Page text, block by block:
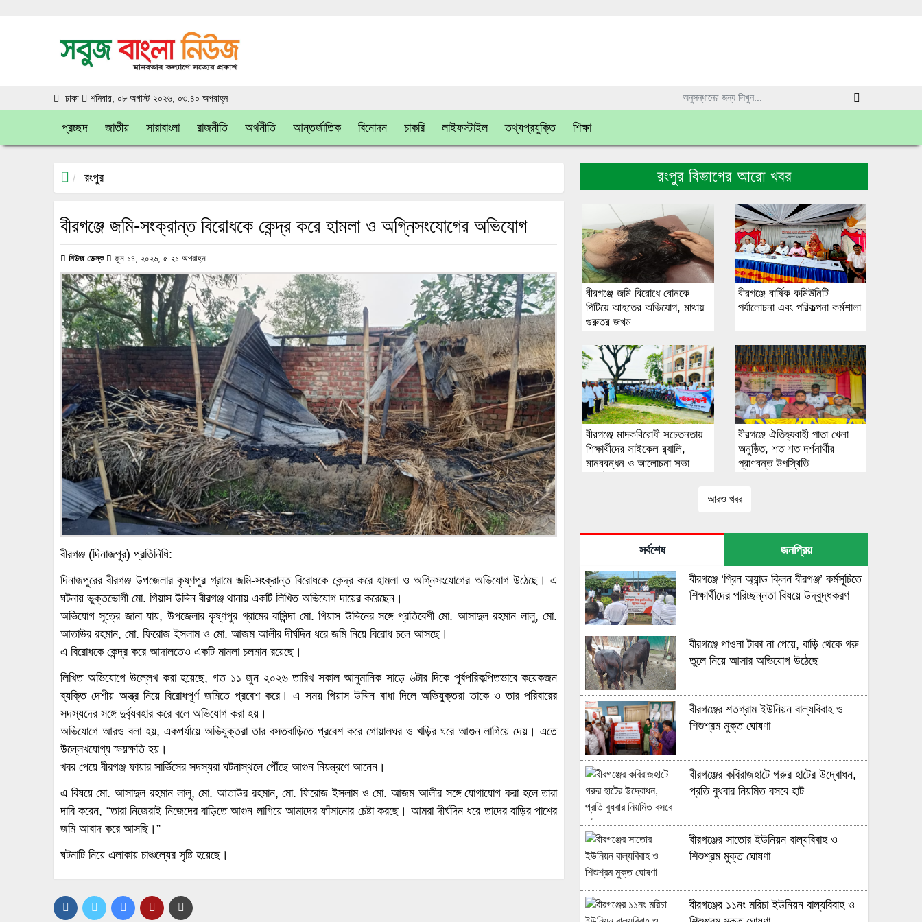
ঢাকা শনিবার, ০৮ অগাস্ট ২০২৬, ০৩:৪০ অপরাহ্ন
প্রচ্ছদ জাতীয় সারাবাংলা রাজনীতি অর্থনীতি আন্তর্জাতিক বিনোদন চাকরি লাইফস্টাইল তথ্যপ্রযুক্তি শিক্ষা
রংপুর
বীরগঞ্জে জমি-সংক্রান্ত বিরোধকে কেন্দ্র করে হামলা ও অগ্নিসংযোগের অভিযোগ
নিউজ ডেস্ক জুন ১৪, ২০২৬, ৫:২১ অপরাহ্ন
বীরগঞ্জ (দিনাজপুর) প্রতিনিধি:
দিনাজপুরের বীরগঞ্জ উপজেলার কৃষ্ণপুর গ্রামে জমি-সংক্রান্ত বিরোধকে কেন্দ্র করে হামলা ও অগ্নিসংযোগের অভিযোগ উঠেছে। এ
ঘটনায় ভুক্তভোগী মো. গিয়াস উদ্দিন বীরগঞ্জ থানায় একটি লিখিত অভিযোগ দায়ের করেছেন।
অভিযোগ সূত্রে জানা যায়, উপজেলার কৃষ্ণপুর গ্রামের বাসিন্দা মো. গিয়াস উদ্দিনের সঙ্গে প্রতিবেশী মো. আসাদুল রহমান লালু, মো.
আতাউর রহমান, মো. ফিরোজ ইসলাম ও মো. আজম আলীর দীর্ঘদিন ধরে জমি নিয়ে বিরোধ চলে আসছে।
এ বিরোধকে কেন্দ্র করে আদালতেও একটি মামলা চলমান রয়েছে।
লিখিত অভিযোগে উল্লেখ করা হয়েছে, গত ১১ জুন ২০২৬ তারিখ সকাল আনুমানিক সাড়ে ৬টার দিকে পূর্বপরিকল্পিতভাবে কয়েকজন
ব্যক্তি দেশীয় অস্ত্র নিয়ে বিরোধপূর্ণ জমিতে প্রবেশ করে। এ সময় গিয়াস উদ্দিন বাধা দিলে অভিযুক্তরা তাকে ও তার পরিবারের
সদস্যদের সঙ্গে দুর্ব্যবহার করে বলে অভিযোগ করা হয়।
অভিযোগে আরও বলা হয়, একপর্যায়ে অভিযুক্তরা তার বসতবাড়িতে প্রবেশ করে গোয়ালঘর ও খড়ির ঘরে আগুন লাগিয়ে দেয়। এতে
উল্লেখযোগ্য ক্ষয়ক্ষতি হয়।
খবর পেয়ে বীরগঞ্জ ফায়ার সার্ভিসের সদস্যরা ঘটনাস্থলে পৌঁছে আগুন নিয়ন্ত্রণে আনেন।
এ বিষয়ে মো. আসাদুল রহমান লালু, মো. আতাউর রহমান, মো. ফিরোজ ইসলাম ও মো. আজম আলীর সঙ্গে যোগাযোগ করা হলে তারা
দাবি করেন, “তারা নিজেরাই নিজেদের বাড়িতে আগুন লাগিয়ে আমাদের ফাঁসানোর চেষ্টা করছে। আমরা দীর্ঘদিন ধরে তাদের বাড়ির পাশের
জমি আবাদ করে আসছি।”
ঘটনাটি নিয়ে এলাকায় চাঞ্চল্যের সৃষ্টি হয়েছে।
রংপুর বিভাগের আরো খবর
বীরগঞ্জে জমি বিরোধে বোনকে
পিটিয়ে আহতের অভিযোগ, মাথায়
গুরুতর জখম
বীরগঞ্জে বার্ষিক কমিউনিটি
পর্যালোচনা এবং পরিকল্পনা কর্মশালা
বীরগঞ্জে মাদকবিরোধী সচেতনতায়
শিক্ষার্থীদের সাইকেল র‌্যালি,
মানববন্ধন ও আলোচনা সভা
বীরগঞ্জে ঐতিহ্যবাহী পাতা খেলা
অনুষ্ঠিত, শত শত দর্শনার্থীর
প্রাণবন্ত উপস্থিতি
আরও খবর
সর্বশেষ জনপ্রিয়
বীরগঞ্জে ‘গ্রিন অ্যান্ড ক্লিন বীরগঞ্জ’ কর্মসূচিতে
শিক্ষার্থীদের পরিচ্ছন্নতা বিষয়ে উদ্বুদ্ধকরণ
বীরগঞ্জে পাওনা টাকা না পেয়ে, বাড়ি থেকে গরু
তুলে নিয়ে আসার অভিযোগ উঠেছে
বীরগঞ্জের শতগ্রাম ইউনিয়ন বাল্যবিবাহ ও
শিশুশ্রম মুক্ত ঘোষণা
বীরগঞ্জের কবিরাজহাটে গরুর হাটের উদ্বোধন,
প্রতি বুধবার নিয়মিত বসবে হাট
বীরগঞ্জের সাতোর ইউনিয়ন বাল্যবিবাহ ও
শিশুশ্রম মুক্ত ঘোষণা
বীরগঞ্জের ১১নং মরিচা ইউনিয়ন বাল্যবিবাহ ও